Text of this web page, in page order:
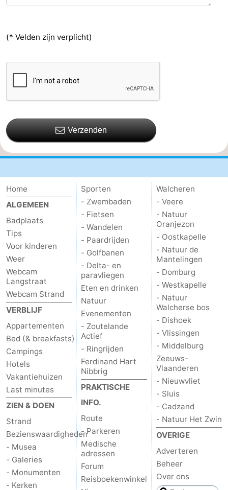
(* Velden zijn verplicht)
Verzenden
Home
ALGEMEEN
Badplaats
Tips
Voor kinderen
Weer
Webcam
Langstraat
Webcam Strand
VERBLIJF
Appartementen
Bed (& breakfasts)
Campings
Hotels
Vakantiehuizen
Last minutes
ZIEN & DOEN
Strand
Bezienswaardigheden
- Musea
- Galeries
- Monumenten
- Kerken
Sporten
- Zwembaden
- Fietsen
- Wandelen
- Paardrijden
- Golfbanen
- Delta- en
paravliegen
Eten en drinken
Natuur
Evenementen
- Zoutelande
Actief
- Ringrijden
Ferdinand Hart
Nibbrig
PRAKTISCHE
INFO.
Route
- Parkeren
Medische
adressen
Forum
Reisboekenwinkel
Walcheren
- Veere
- Natuur
Oranjezon
- Oostkapelle
- Natuur de
Mantelingen
- Domburg
- Westkapelle
- Natuur
Walcherse bos
- Dishoek
- Vlissingen
- Middelburg
Zeeuws-
Vlaanderen
- Nieuwvliet
- Sluis
- Cadzand
- Natuur Het Zwin
OVERIGE
Adverteren
Beheer
Over ons